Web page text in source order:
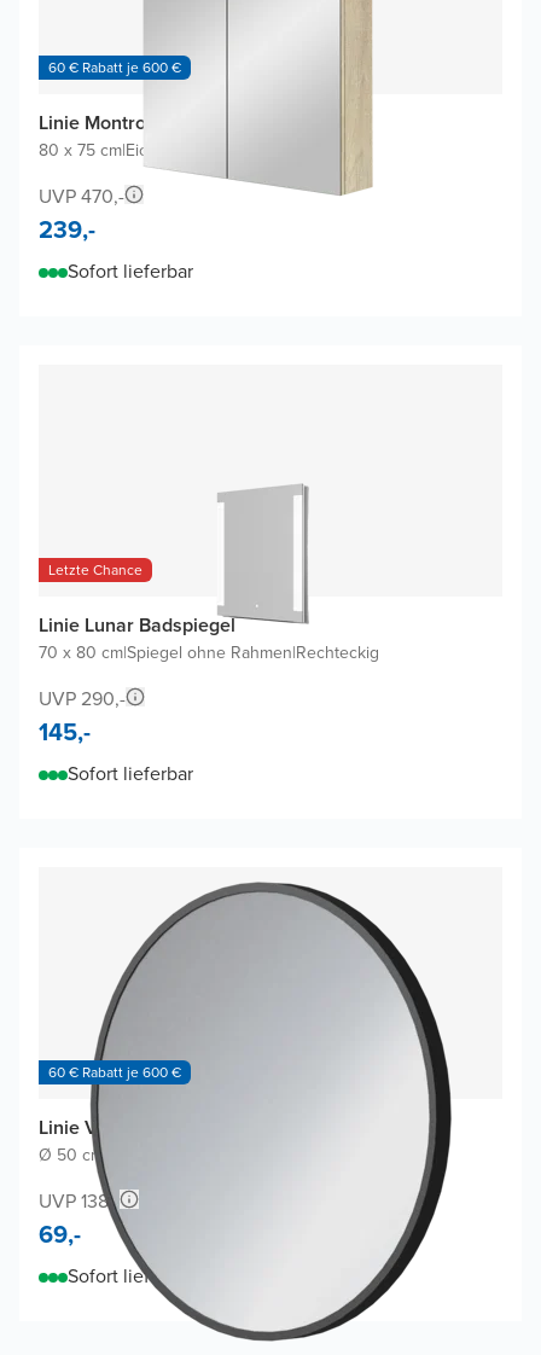
60 € Rabatt je 600 €
Linie Montro Spiegelschrank
80 x 75 cm|Eiche Natur
UVP 470,-
239,-
Sofort lieferbar
Letzte Chance
Linie Lunar Badspiegel
70 x 80 cm|Spiegel ohne Rahmen|Rechteckig
UVP 290,-
145,-
Sofort lieferbar
60 € Rabatt je 600 €
Linie Vivor Badspiegel
Ø 50 cm
UVP 138,-
69,-
Sofort lieferbar